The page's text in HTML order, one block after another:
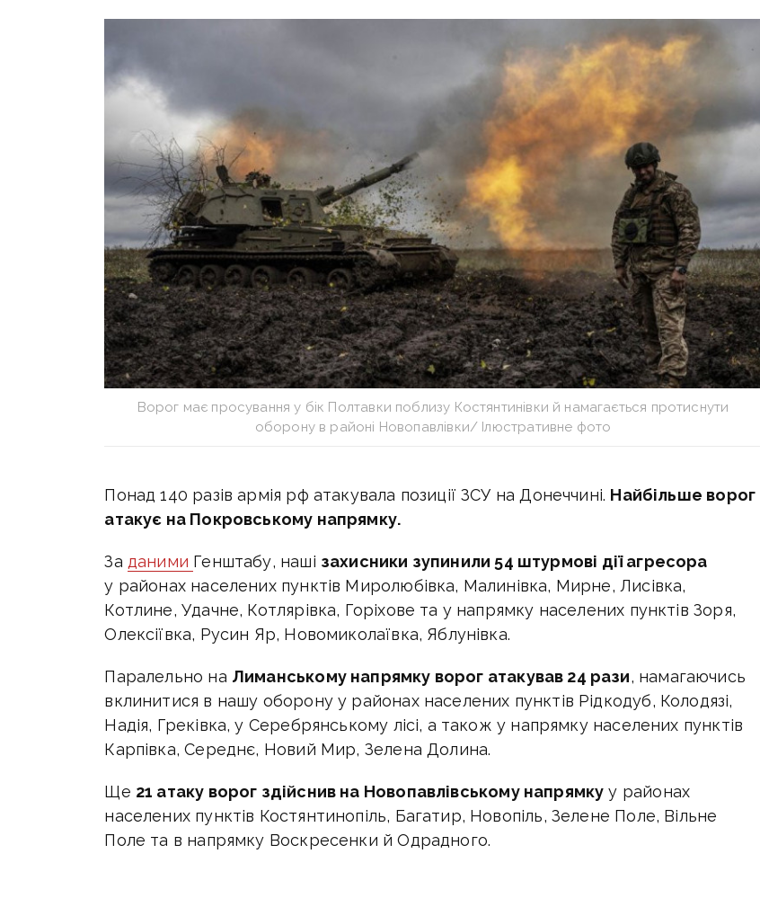
Ворог має просування у бік Полтавки поблизу Костянтинівки й намагається протиснути
оборону в районі Новопавлівки/ Ілюстративне фото
Понад 140 разів армія рф атакувала позиції ЗСУ на Донеччині. Найбільше ворог
атакує на Покровському напрямку.
За даними Генштабу, наші захисники зупинили 54 штурмові дії агресора
у районах населених пунктів Миролюбівка, Малинівка, Мирне, Лисівка,
Котлине, Удачне, Котлярівка, Горіхове та у напрямку населених пунктів Зоря,
Олексіївка, Русин Яр, Новомиколаївка, Яблунівка.
Паралельно на Лиманському напрямку ворог атакував 24 рази, намагаючись
вклинитися в нашу оборону у районах населених пунктів Рідкодуб, Колодязі,
Надія, Греківка, у Серебрянському лісі, а також у напрямку населених пунктів
Карпівка, Середнє, Новий Мир, Зелена Долина.
Ще 21 атаку ворог здійснив на Новопавлівському напрямку у районах
населених пунктів Костянтинопіль, Багатир, Новопіль, Зелене Поле, Вільне
Поле та в напрямку Воскресенки й Одрадного.